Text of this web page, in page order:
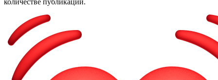
количестве публикаций.